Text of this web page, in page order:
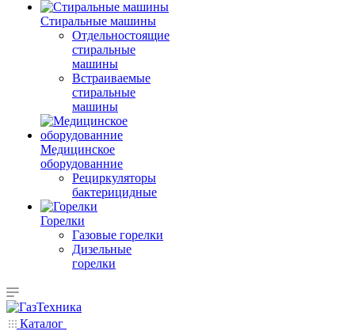
Стиральные машины
Отдельностоящие
стиральные
машины
Встраиваемые
стиральные
машины
Медицинское
оборудованние
Рециркуляторы
бактерицидные
Горелки
Газовые горелки
Дизельные
горелки
Каталог